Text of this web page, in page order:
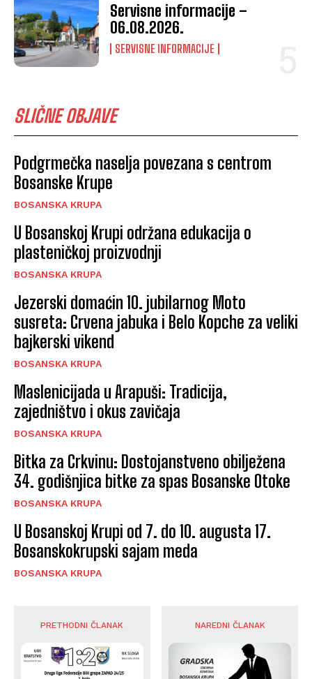
Servisne informacije –
06.08.2026.
SERVISNE INFORMACIJE
SLIČNE OBJAVE
Podgrmečka naselja povezana s centrom
Bosanske Krupe
BOSANSKA KRUPA
U Bosanskoj Krupi održana edukacija o
plasteničkoj proizvodnji
BOSANSKA KRUPA
Jezerski domaćin 10. jubilarnog Moto
susreta: Crvena jabuka i Belo Kopche za veliki
bajkerski vikend
BOSANSKA KRUPA
Maslenicijada u Arapuši: Tradicija,
zajedništvo i okus zavičaja
BOSANSKA KRUPA
Bitka za Crkvinu: Dostojanstveno obilježena
34. godišnjica bitke za spas Bosanske Otoke
BOSANSKA KRUPA
U Bosanskoj Krupi od 7. do 10. augusta 17.
Bosanskokrupski sajam meda
BOSANSKA KRUPA
PRETHODNI ČLANAK NAREDNI ČLANAK